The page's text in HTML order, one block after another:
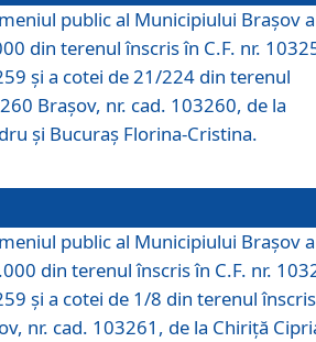
public al Municipiului Braşov a
din terenul înscris în C.F. nr.
și a cotei de 21/224 din terenul
Brașov, nr. cad. 103260, de la
și Bucuraș Florina-Cristina.
public al Municipiului Braşov a
din terenul înscris în C.F. nr.
și a cotei de 1/8 din terenul
nr. cad. 103261, de la Chiriță